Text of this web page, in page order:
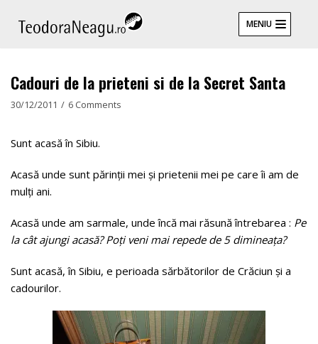
to
MENIU
Cadouri de la prieteni si de la Secret Santa
30/12/2011 6 Comments
Sunt acasă în Sibiu.
Acasă unde sunt părinții mei și prietenii mei pe care îi am de
mulți ani.
Acasă unde am sarmale, unde încă mai răsună întrebarea : Pe
la cât ajungi acasă? Poți veni mai repede de 5 dimineața?
Sunt acasă, în Sibiu, e perioada sărbătorilor de Crăciun și a
cadourilor.